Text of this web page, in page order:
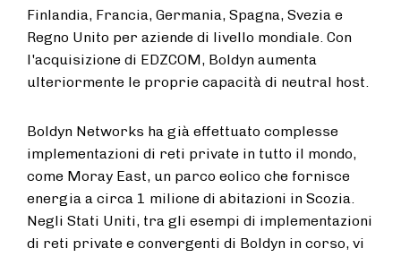
Finlandia, Francia, Germania, Spagna, Svezia e
Regno Unito per aziende di livello mondiale. Con
l'acquisizione di EDZCOM, Boldyn aumenta
ulteriormente le proprie capacità di neutral host.
Boldyn Networks ha già effettuato complesse
implementazioni di reti private in tutto il mondo,
come Moray East, un parco eolico che fornisce
energia a circa 1 milione di abitazioni in Scozia.
Negli Stati Uniti, tra gli esempi di implementazioni
di reti private e convergenti di Boldyn in corso, vi